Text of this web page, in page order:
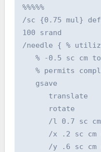
%%%%%
/sc {0.75 mul} def
100 srand
/needle { %
% -0.5 sc cm
% permits
   gsave
      translate
      rotate
/l 0.7 sc
/x .2 sc cm
/y .6 sc cm